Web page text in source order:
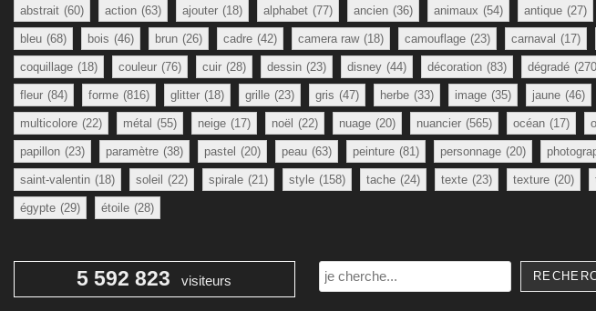
abstrait (60) action (63) ajouter (18) alphabet (77) ancien (36) animaux (54) antique (27)
bleu (68) bois (46) brun (26) cadre (42) camera raw (18) camouflage (23) carnaval (17)
coquillage (18) couleur (76) cuir (28) dessin (23) disney (44) décoration (83) dégradé
fleur (84) forme (816) glitter (18) grille (23) gris (47) herbe (33) image (35) jaune (46)
multicolore (22) métal (55) neige (17) noël (22) nuage (20) nuancier (565) océan (17)
papillon (23) paramètre (38) pastel (20) peau (63) peinture (81) personnage (20)
saint-valentin (18) soleil (22) spirale (21) style (158) tache (24) texte (23) texture (20)
égypte (29) étoile (28)
5 592 823 visiteurs
Rechercher